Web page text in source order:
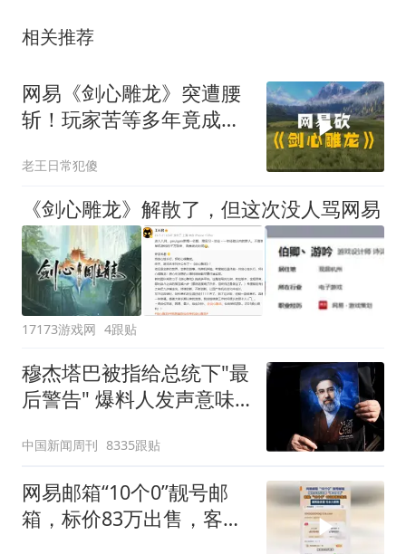
相关推荐
网易《剑心雕龙》突遭腰
斩！玩家苦等多年竟成
老王日常犯傻
《剑心雕龙》解散了，但这次没人骂网易
17173游戏网 4跟贴
穆杰塔巴被指给总统下"最
后警告" 爆料人发声意味
中国新闻周刊 8335跟贴
网易邮箱“10个0”靓号邮
箱，标价83万出售，客